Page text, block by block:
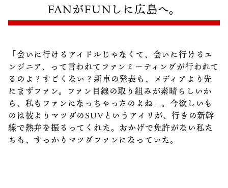
FANがFUNしに広島へ。
「会いに行けるアイドルじゃなくて、会いに行けるエ
ンジニア、って言われてファンミーティングが行われて
るのよ？すごくない？新車の発表も、メディアより先
にまずファン。ファン目線の取り組みが素晴らしいか
ら、私もファンになっちゃったのよね」。今欲しいも
のは彼よりマツダのSUVというアイリが、行きの新幹
線で熱弁を振るってくれた。おかげで免許がない私た
ちも、すっかりマツダファンになっていた。